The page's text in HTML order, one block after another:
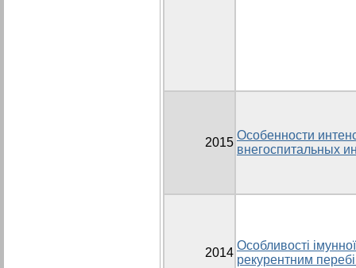
2015
Особенности
внегоспитальных
2014
Особливості
рекурентним